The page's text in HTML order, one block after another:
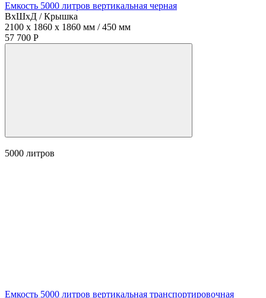
Емкость 5000 литров вертикальная черная
ВхШхД / Крышка
2100 x 1860 x 1860 мм / 450 мм
57 700 Р
5000 литров
Емкость 5000 литров вертикальная транспортировочная